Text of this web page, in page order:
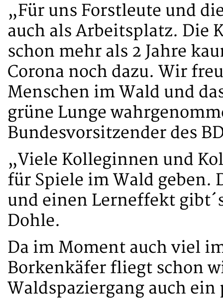
„Für uns Forstleute und
auch als Arbeitsplatz. Die
schon mehr als 2 Jahre
Corona noch dazu. Wir
Menschen im Wald und
grüne Lunge
Bundesvorsitzender des
„Viele Kolleginnen und
für Spiele im Wald
und einen Lerneffekt
Dohle.
Da im Moment auch viel
Borkenkäfer fliegt schon
Waldspaziergang auch